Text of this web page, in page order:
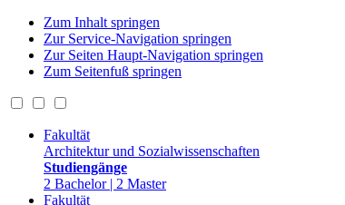
Zum Inhalt springen
Zur Service-Navigation springen
Zur Seiten Haupt-Navigation springen
Zum Seitenfuß springen
Fakultät
Architektur und Sozialwissenschaften
Studiengänge
2 Bachelor | 2 Master
Fakultät